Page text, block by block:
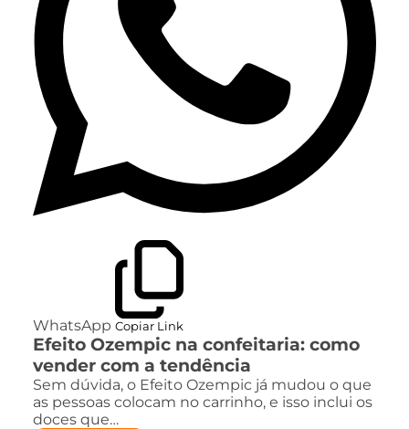
WhatsApp Copiar Link
Efeito Ozempic na confeitaria: como
vender com a tendência
Sem dúvida, o Efeito Ozempic já mudou o que
as pessoas colocam no carrinho, e isso inclui os
doces que…